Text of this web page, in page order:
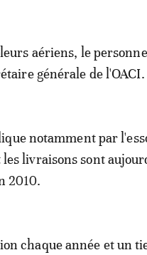
aériens, le
générale de l'OACI.
notamment par
livraisons sont
2010.
chaque année et un